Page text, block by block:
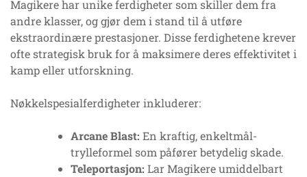
Magikere har unike ferdigheter som skiller dem fra
andre klasser, og gjør dem i stand til å utføre
ekstraordinære prestasjoner. Disse ferdighetene krever
ofte strategisk bruk for å maksimere deres effektivitet i
kamp eller utforskning.
Nøkkelspesialferdigheter inkluderer:
Arcane Blast: En kraftig, enkeltmål-
trylleformel som påfører betydelig skade.
Teleportasjon: Lar Magikere umiddelbart